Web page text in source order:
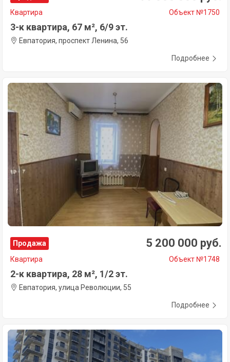
Квартира Объект №1750
3-к квартира, 67 м², 6/9 эт.
Евпатория, проспект Ленина, 56
Подробнее
Продажа 5 200 000 руб.
Квартира Объект №1748
2-к квартира, 28 м², 1/2 эт.
Евпатория, улица Революции, 55
Подробнее